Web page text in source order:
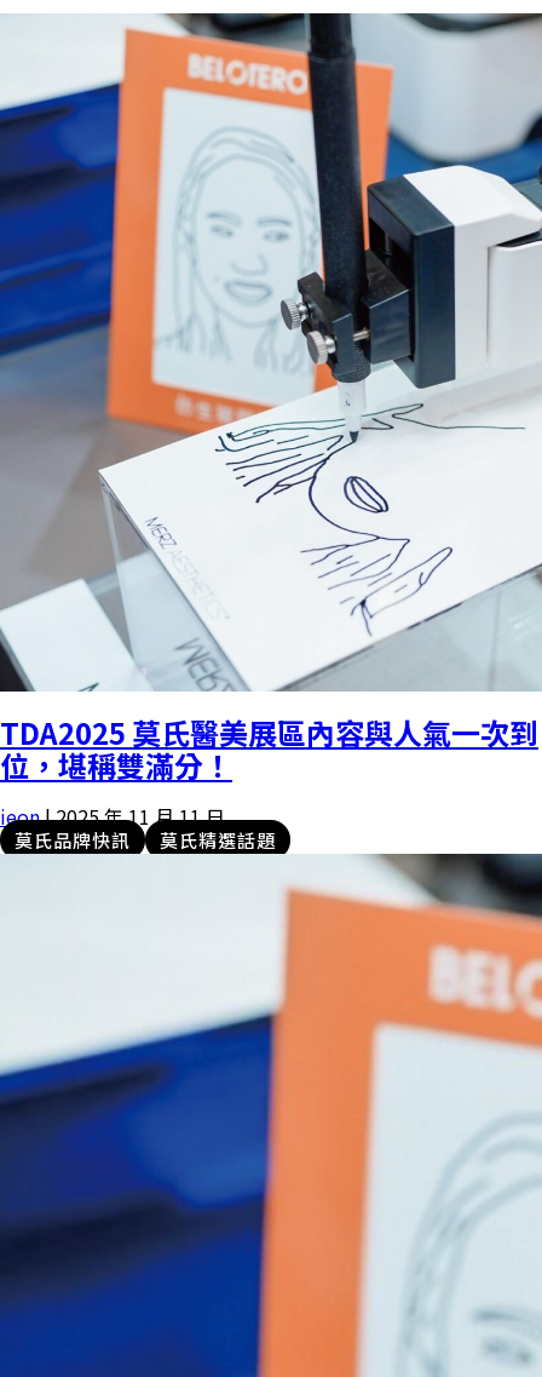
TDA2025 莫氏醫美展區內容與人氣一次到
位，堪稱雙滿分！
ieon|2025 年 11 月 11 日
莫氏品牌快訊 莫氏精選話題